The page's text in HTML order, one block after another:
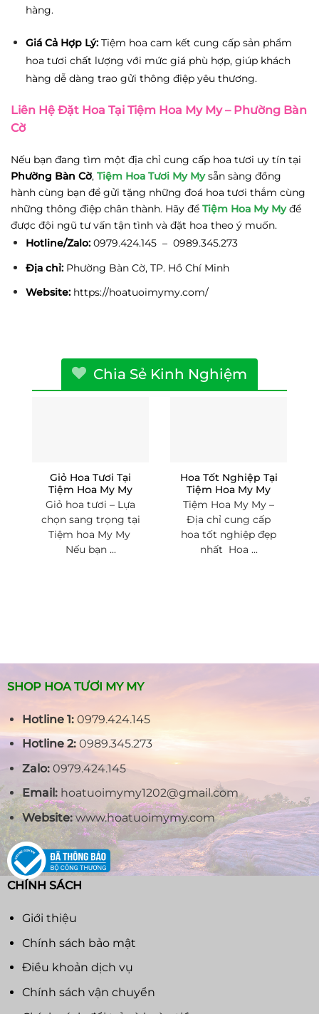
hàng.
Giá Cả Hợp Lý:Tiệm hoa cam kết cung cấp sản phẩm
hoa tươi chất lượng với mức giá phù hợp, giúp khách
hàng dễ dàng trao gửi thông điệp yêu thương.
Liên Hệ Đặt Hoa Tại Tiệm Hoa My My – Phường Bàn
Cờ
Nếu bạn đang tìm một địa chỉ cung cấp hoa tươi uy tín tại
Phường Bàn Cờ, Tiệm Hoa Tươi My Mysẵn sàng đồng
hành cùng bạn để gửi tặng những đoá hoa tươi thắm cùng
những thông điệp chân thành. Hãy để Tiệm Hoa My My để
được đội ngũ tư vấn tận tình và đặt hoa theo ý muốn.
Hotline/Zalo:0979.424.145 – 0989.345.273
Địa chỉ:Phường Bàn Cờ, TP. Hồ Chí Minh
Website: https://hoatuoimymy.com/
Chia Sẻ Kinh Nghiệm
Giỏ Hoa Tươi Tại
Tiệm Hoa My My
Giỏ hoa tươi – Lựa
chọn sang trọng tại
Tiệm hoa My My
Nếu bạn ...
Hoa Tốt Nghiệp Tại
Tiệm Hoa My My
Tiệm Hoa My My –
Địa chỉ cung cấp
hoa tốt nghiệp đẹp
nhất Hoa ...
SHOP HOA TƯƠI MY MY
Hotline 1:0979.424.145
Hotline 2:0989.345.273
Zalo:0979.424.145
Email:hoatuoimymy1202@gmail.com
Website:www.hoatuoimymy.com
CHÍNH SÁCH
Giới thiệu
Chính sách bảo mật
Điều khoản dịch vụ
Chính sách vận chuyển